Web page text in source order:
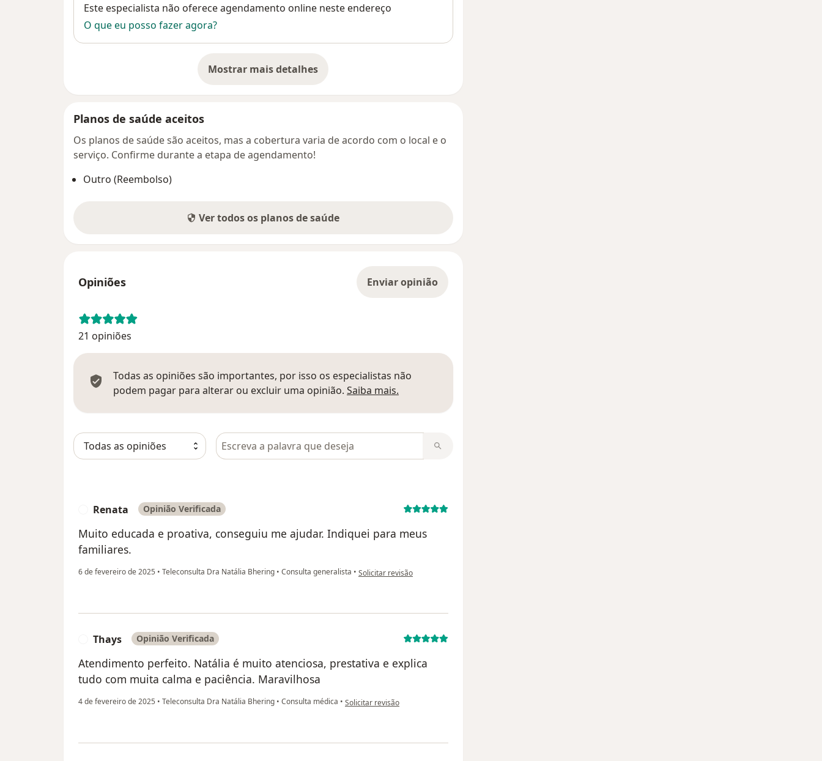
Disponibilidade
Este especialista não oferece agendamento online neste endereço
O que eu posso fazer agora?
Mostrar mais detalhes
sobre o endereço
Planos de saúde aceitos
Os planos de saúde são aceitos, mas a cobertura varia de acordo com o local e o
serviço. Confirme durante a etapa de agendamento!
Outro (Reembolso)
Ver todos os planos de saúde
Opiniões Enviar opinião
21 opiniões
Todas as opiniões são importantes, por isso os especialistas não
podem pagar para alterar ou excluir uma opinião. Saiba mais.
Pesquisar em opiniões
Renata Opinião Verificada
Muito educada e proativa, conseguiu me ajudar. Indiquei para meus
familiares.
6 de fevereiro de 2025 • Teleconsulta Dra Natália Bhering • Consulta generalista • na opinião do utilizador Renata
Solicitar revisão
Thays Opinião Verificada
Atendimento perfeito. Natália é muito atenciosa, prestativa e explica
tudo com muita calma e paciência. Maravilhosa
4 de fevereiro de 2025 • Teleconsulta Dra Natália Bhering • Consulta médica • na opinião do utilizador Thays
Solicitar revisão